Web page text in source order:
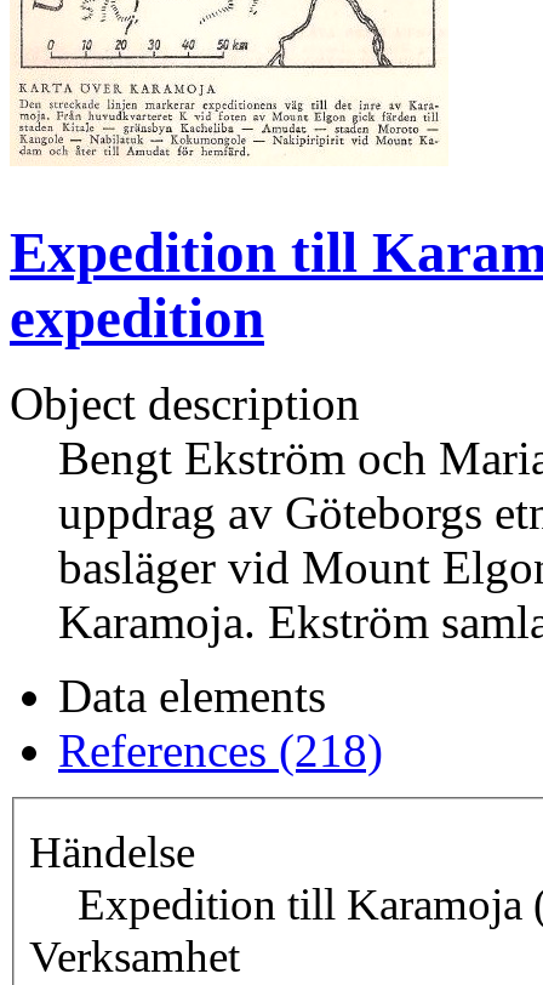
Expedition till
expedition
Object description
Bengt Ekström och
uppdrag av Göteborgs
basläger vid Mount
Karamoja. Ekström
Data elements
References (218)
Händelse
Expedition till Karamoja
Verksamhet